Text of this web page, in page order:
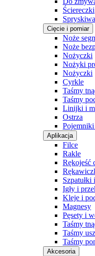
Ściereczki
Cięcie i pomiar
Noże
Noże
Nożyczki
Nożyki
Nożyczki
Cyrkle
Taśmy
Taśmy
Linijki i
Ostrza
Pojemniki
Aplikacja
Filce
Rakle
Rękojeść
Szpatułki
Igły i
Kleje i
Magnesy
Pęsety i
Taśmy
Taśmy
Taśmy
Akcesoria